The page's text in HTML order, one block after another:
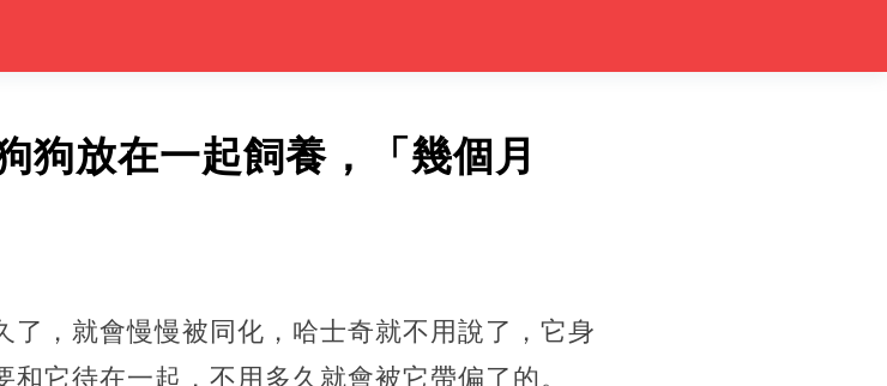
狗放在一起飼養，「幾個月
，就會慢慢被同化，哈士奇就不用說了，它身
它待在一起，不用多久就會被它帶偏了的。